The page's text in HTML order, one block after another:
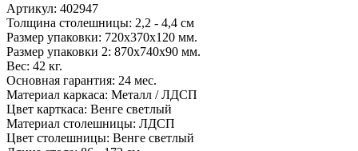
Артикул: 402947
Толщина столешницы: 2,2 - 4,4 см
Размер упаковки: 720x370x120 мм.
Размер упаковки 2: 870x740x90 мм.
Вес: 42 кг.
Основная гарантия: 24 мес.
Материал каркаса: Металл / ЛДСП
Цвет карткаса: Венге светлый
Материал столешницы: ЛДСП
Цвет столешницы: Венге светлый